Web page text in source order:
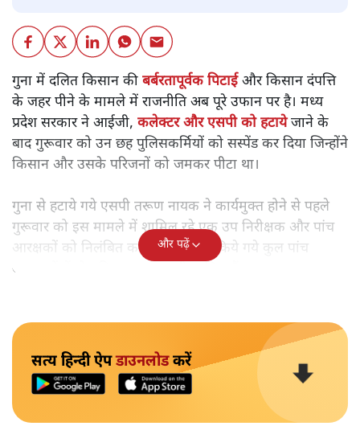
गुना में दलित किसान की बर्बरतापूर्वक पिटाईऔर किसान दंपत्ति
के जहर पीने के मामले में राजनीति अब पूरे उफान पर है। मध्य
प्रदेश सरकार ने आईजी, कलेक्टर और एसपी को हटायेजाने के
बाद गुरूवार को उन छह पुलिसकर्मियों को सस्पेंड कर दिया जिन्होंने
किसान और उसके परिजनों को जमकर पीटा था।
गुना से हटाये गये एसपी तरूण नायक ने कार्यमुक्त होने से पहले
गुरूवार को इस मामले में शामिल रहे एक उप निरीक्षक और पांच
आरक्षकों को निलंबित कर दिया। सस्पेंड किये गये कुल पांच
आरक्षकों में दो महिला आरक्षक भी शामिल हैं।
और पढ़ें
सत्य हिन्दी ऐपडाउनलोडकरें